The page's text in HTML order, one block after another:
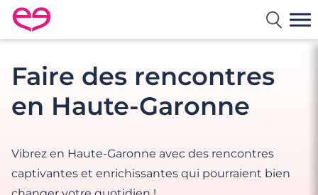
Rencontre en France avec Meetic
Faire des rencontres
en Haute-Garonne
Vibrez en Haute-Garonne avec des rencontres
captivantes et enrichissantes qui pourraient bien